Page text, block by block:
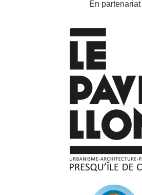
En partenariat